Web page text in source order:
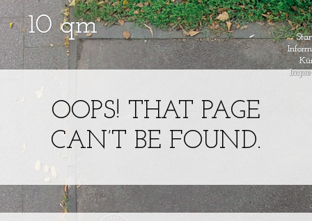
Menu
Skip to content
10QM –
IM
RAUM
im
öffentlichen
Raum
OOPS! THAT PAGE
CAN’T BE FOUND.